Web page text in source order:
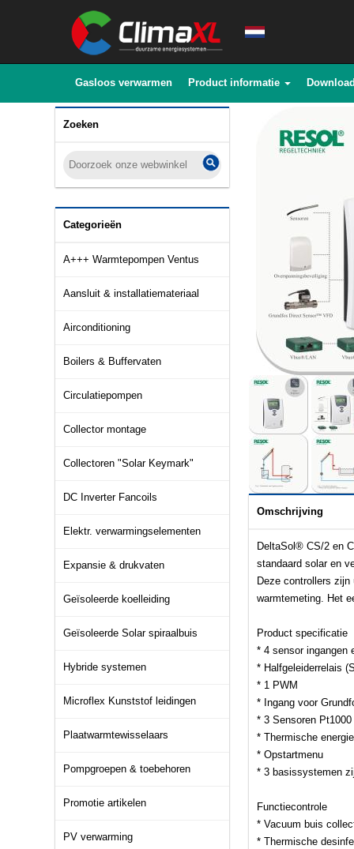
Gasloos verwarmen Product informatie
Zoeken
Categorieën
A+++ Warmtepompen Ventus
Aansluit & installatiemateriaal
Airconditioning
Boilers & Buffervaten
Circulatiepompen
Collector montage
Collectoren "Solar Keymark"
DC Inverter Fancoils
Elektr. verwarmingselementen
Expansie & drukvaten
Geïsoleerde koelleiding
Geïsoleerde Solar spiraalbuis
Hybride systemen
Microflex Kunststof leidingen
Plaatwarmtewisselaars
Pompgroepen & toebehoren
Promotie artikelen
PV verwarming
Omschrijving
DeltaSol® CS/2 en
standaard solar en
Deze controllers
warmtemeting. Het
Product specificatie
* 4 sensor ingangen
* Halfgeleiderrelais
* 1 PWM
* Ingang voor
* 3 Sensoren
* Thermische
* Opstartmenu
* 3 basissystemen
Functiecontrole
* Vacuum buis
* Thermische